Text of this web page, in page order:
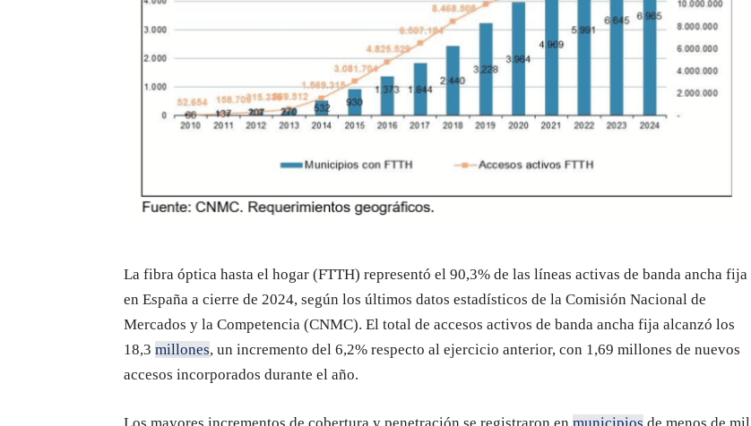
La fibra óptica hasta el hogar (FTTH) representó el 90,3% de las líneas activas de banda ancha fija
en España a cierre de 2024, según los últimos datos estadísticos de la Comisión Nacional de
Mercados y la Competencia (CNMC). El total de accesos activos de banda ancha fija alcanzó los
18,3 millones, un incremento del 6,2% respecto al ejercicio anterior, con 1,69 millones de nuevos
accesos incorporados durante el año.